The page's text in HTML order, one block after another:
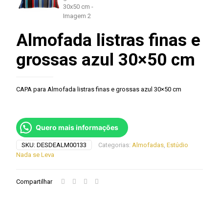
Almofada listras finas e
grossas azul 30×50 cm
CAPA para Almofada listras finas e grossas azul 30×50 cm
Quero mais informações
SKU: DESDEALM00133 Categorias: Almofadas Estúdio
Nada se Leva
Compartilhar